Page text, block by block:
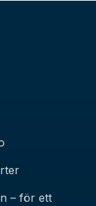
– för ett